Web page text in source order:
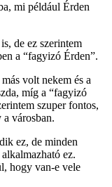
mi például Érden
de ez szerintem
a “fagyizó Érden”.
volt nekem és a
míg a “fagyizó
szuper fontos,
városban.
ez, de minden
ez.
hogy van-e vele